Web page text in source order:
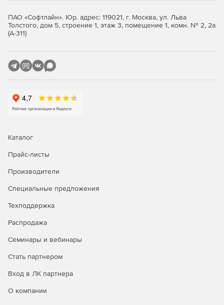
Большое число программ стороннего программного
Как выбрать Astra Linux?
Операционная система Astra Linux Special Edition доступна
Редакция «ОРЕЛ» - обычный уровень защищенности.
Продукт является доступным техническим вариантом для
сетям общего доступа, в образовательных учреждениях,
ПАО «Софтлайн». Юр. адрес: 119021, г. Москва, ул. Льва
Толстого, дом 5, строение 1, этаж 3, помещение 1, комн. № 2, 2а
(А-311)
Каталог
Прайс-листы
Производители
Специальные предложения
Техподдержка
Распродажа
Семинары и вебинары
Стать партнером
Вход в ЛК партнера
О компании